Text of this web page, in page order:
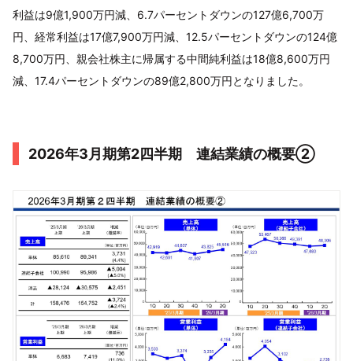
利益は9億1,900万円減、6.7パーセントダウンの127億6,700万
円、経常利益は17億7,900万円減、12.5パーセントダウンの124億
8,700万円、親会社株主に帰属する中間純利益は18億8,600万円
減、17.4パーセントダウンの89億2,800万円となりました。
2026年3月期第2四半期 連結業績の概要②